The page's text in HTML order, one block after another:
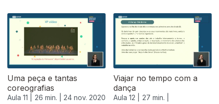
Uma peça e tantas
coreografias
Aula 11 | 26 min. | 24 nov. 2020
Viajar no tempo com a
dança
Aula 12 |
27 min. |
508430